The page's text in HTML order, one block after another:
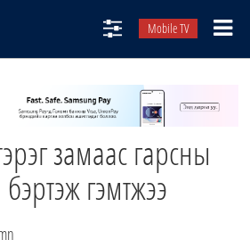
Mobile TV
замаас гарсны
гэмтжээ